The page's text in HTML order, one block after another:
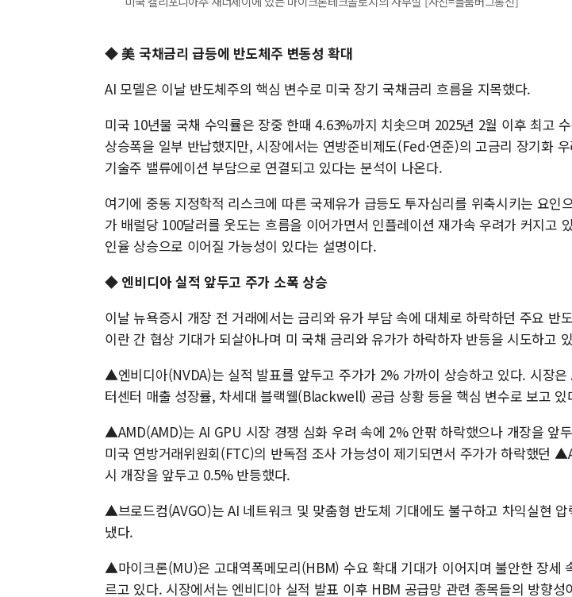
◆ 美 국채금리 급등에 반도체주 변동성 확대
AI 모델은 이날 반도체주의 핵심 변수로 미국 장기 국채금리 흐름을 지목했다.
미국 10년물 국채 수익률은 장중 한때 4.63%까지 치솟으며 2025년 2월 이후 최고
상승폭을 일부 반납했지만, 시장에서는 연방준비제도(Fed·연준)의 고금리 장기화
기술주 밸류에이션 부담으로 연결되고 있다는 분석이 나온다.
여기에 중동 지정학적 리스크에 따른 국제유가 급등도 투자심리를 위축시키는 요인
가 배럴당 100달러를 웃도는 흐름을 이어가면서 인플레이션 재가속 우려가 커지고
인율 상승으로 이어질 가능성이 있다는 설명이다.
◆ 엔비디아 실적 앞두고 주가 소폭 상승
이날 뉴욕증시 개장 전 거래에서는 금리와 유가 부담 속에 대체로 하락하던 주요 반
이란 간 협상 기대가 되살아나며 미 국채 금리와 유가가 하락하자 반등을 시도하고
▲엔비디아(NVDA)는 실적 발표를 앞두고 주가가 2% 가까이 상승하고 있다. 시장은
터센터 매출 성장률, 차세대 블랙웰(Blackwell) 공급 상황 등을 핵심 변수로 보고 있
▲AMD(AMD)는 AI GPU 시장 경쟁 심화 우려 속에 2% 안팎 하락했으나 개장을 앞
미국 연방거래위원회(FTC)의 반독점 조사 가능성이 제기되면서 주가가 하락했던
시 개장을 앞두고 0.5% 반등했다.
▲브로드컴(AVGO)는 AI 네트워크 및 맞춤형 반도체 기대에도 불구하고 차익실현
냈다.
▲마이크론(MU)은 고대역폭메모리(HBM) 수요 확대 기대가 이어지며 불안한 장세
르고 있다. 시장에서는 엔비디아 실적 발표 이후 HBM 공급망 관련 종목들의 방향성